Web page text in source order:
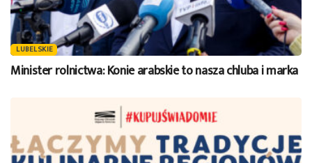
LUBELSKIE
Minister rolnictwa: Konie arabskie to nasza chluba i marka